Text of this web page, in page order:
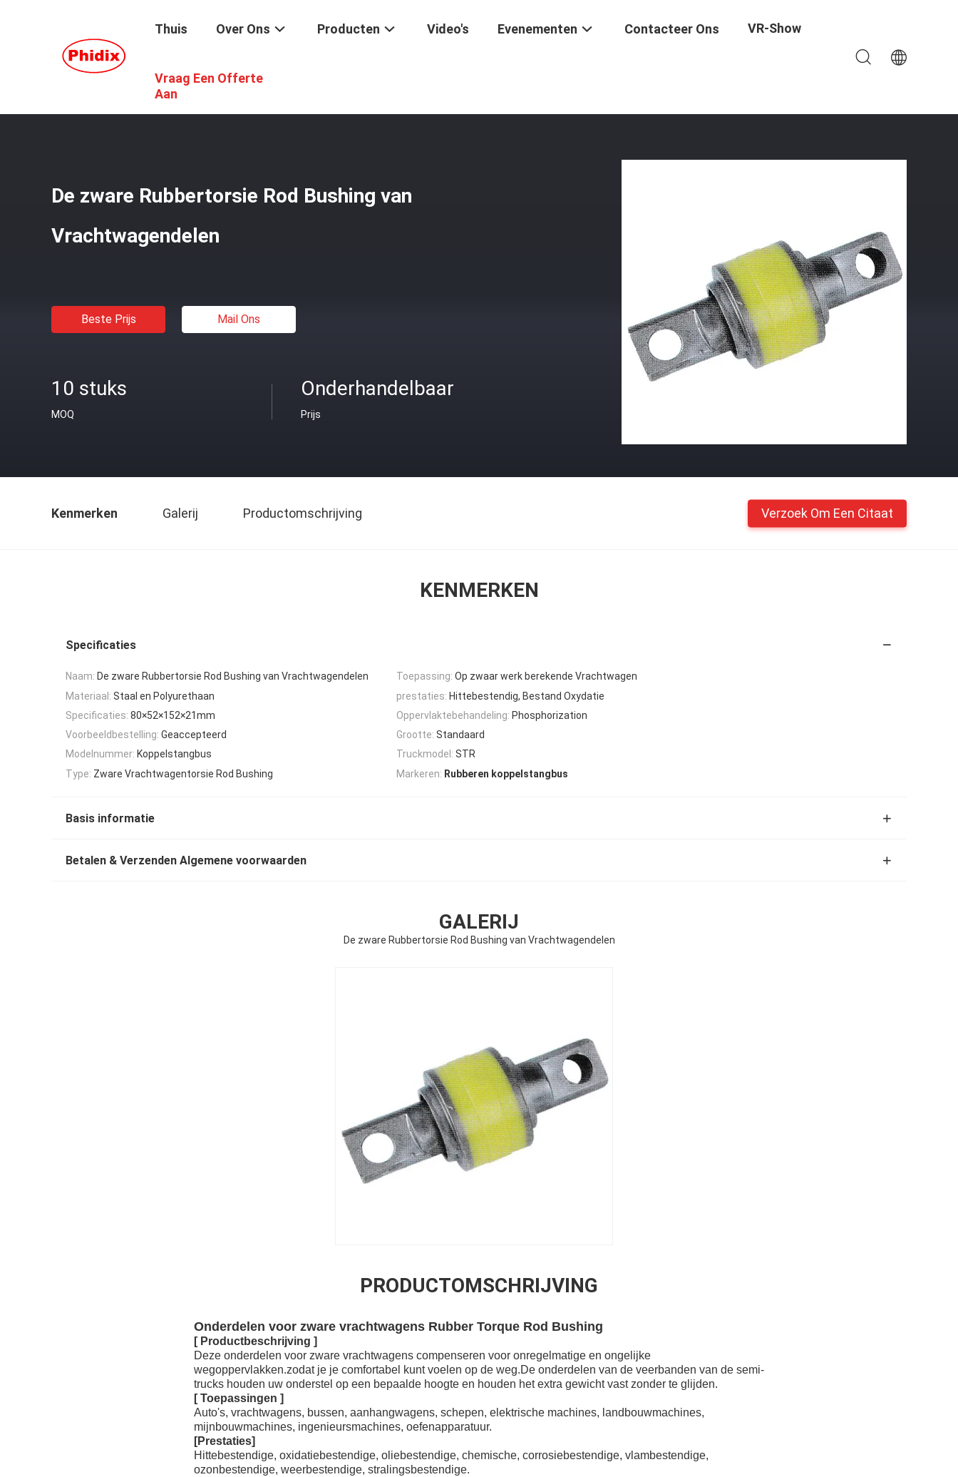
Thuis Over Ons Producten Video's Evenementen Contacteer Ons VR-Show
Vraag Een Offerte
Aan
Roterende Wartelverbinding
De zware Rubbertorsie Rod Bushing van
Vrachtwagendelen
Beste Prijs Mail Ons
10 stuks
MOQ
Onderhandelbaar
Prijs
Kenmerken Galerij Productomschrijving Verzoek Om Een Citaat
KENMERKEN
Specificaties
Naam: De zware Rubbertorsie Rod Bushing van Vrachtwagendelen Toepassing: Op zwaar werk berekende Vrachtwagen
Materiaal: Staal en Polyurethaan prestaties: Hittebestendig, Bestand Oxydatie
Specificaties: 80×52×152×21mm Oppervlaktebehandeling: Phosphorization
Voorbeeldbestelling: Geaccepteerd Grootte: Standaard
Modelnummer: Koppelstangbus Truckmodel: STR
Type: Zware Vrachtwagentorsie Rod Bushing Markeren: Rubberen koppelstangbus
Basis informatie
Betalen & Verzenden Algemene voorwaarden
GALERIJ
De zware Rubbertorsie Rod Bushing van Vrachtwagendelen
PRODUCTOMSCHRIJVING
Onderdelen voor zware vrachtwagens Rubber Torque Rod Bushing
[ Productbeschrijving ]
Deze onderdelen voor zware vrachtwagens compenseren voor onregelmatige en ongelijke
wegoppervlakken.zodat je je comfortabel kunt voelen op de weg.De onderdelen van de veerbanden van de semi-
trucks houden uw onderstel op een bepaalde hoogte en houden het extra gewicht vast zonder te glijden.
[ Toepassingen ]
Auto's, vrachtwagens, bussen, aanhangwagens, schepen, elektrische machines, landbouwmachines,
mijnbouwmachines, ingenieursmachines, oefenapparatuur.
[Prestaties]
Hittebestendige, oxidatiebestendige, oliebestendige, chemische, corrosiebestendige, vlambestendige,
ozonbestendige, weerbestendige, stralingsbestendige.